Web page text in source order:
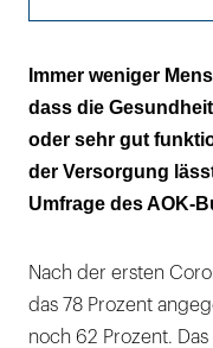
Der negative
wird kritisch
Immer weniger
dass die
oder sehr gut
der Versorgung
Umfrage des AOK-
Nach der ersten
das 78 Prozent
noch 62 Prozent.